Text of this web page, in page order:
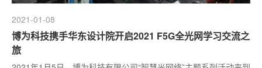
2021-01-08
博为科技携手华东设计院开启2021 F5G全光网学习交流之
旅